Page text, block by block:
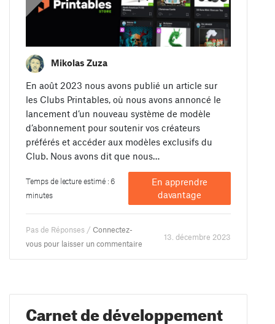
Mikolas Zuza
En août 2023 nous avons publié un article sur
les Clubs Printables, où nous avons annoncé le
lancement d’un nouveau système de modèle
d’abonnement pour soutenir vos créateurs
préférés et accéder aux modèles exclusifs du
Club. Nous avons dit que nous…
Temps de lecture estimé : 6
minutes
En apprendre
davantage
Pas de Réponses / Connectez-
vous pour laisser un commentaire
13. décembre 2023
Carnet de développement